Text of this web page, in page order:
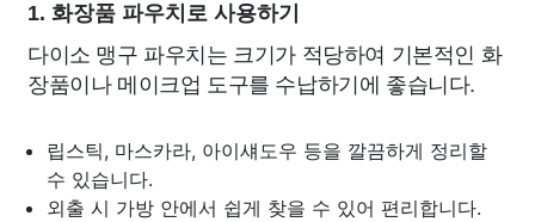
1. 화장품 파우치로 사용하기
다이소 맹구 파우치는 크기가 적당하여 기본적인 화
장품이나 메이크업 도구를 수납하기에 좋습니다.
립스틱, 마스카라, 아이섀도우 등을 깔끔하게 정리할
수 있습니다.
외출 시 가방 안에서 쉽게 찾을 수 있어 편리합니다.